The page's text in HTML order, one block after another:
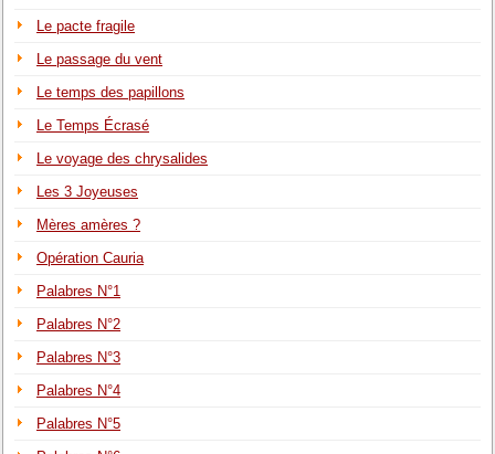
Le pacte fragile
Le passage du vent
Le temps des papillons
Le Temps Écrasé
Le voyage des chrysalides
Les 3 Joyeuses
Mères amères ?
Opération Cauria
Palabres N°1
Palabres N°2
Palabres N°3
Palabres N°4
Palabres N°5